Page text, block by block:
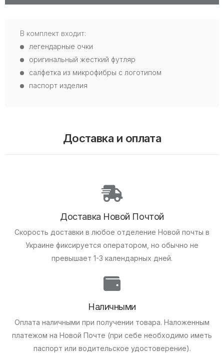
В комплект входит:
легендарные очки
оригинальный жесткий футляр
салфетка из микрофибры с логотипом
паспорт изделия
Доставка и оплата
Доставка Новой Почтой
Скорость доставки в любое отделение Новой почты в
Украине фиксируется оператором, но обычно не
превышает 1-3 календарных дней.
Наличными
Оплата наличными при получении товара. Наложенным
платежом на Новой Почте (при себе необходимо иметь
паспорт или водительское удостоверение).